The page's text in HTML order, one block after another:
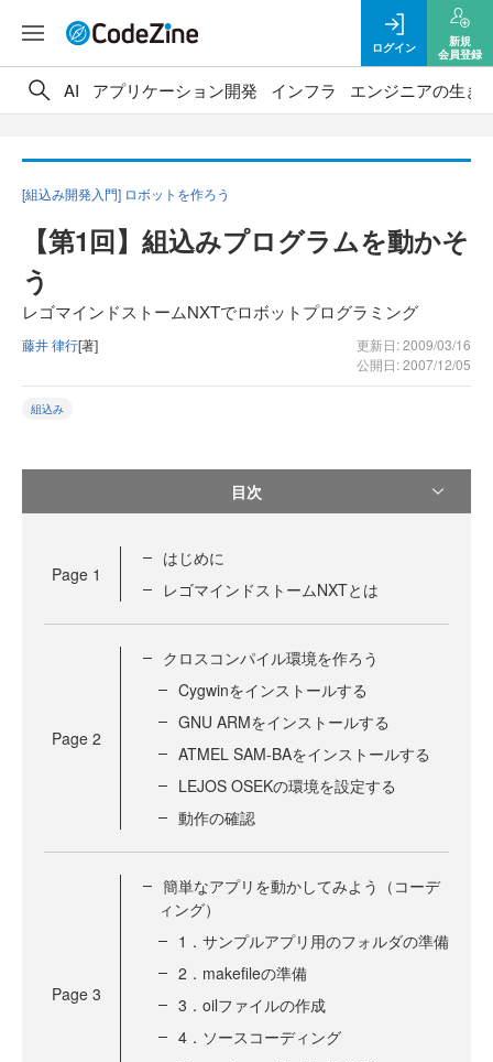
ログイン
新規
会員登録
AI アプリケーション開発 インフラ エンジニアの生き
[組込み開発入門] ロボットを作ろう
【第1回】組込みプログラムを動かそ
う
レゴマインドストームNXTでロボットプログラミング
藤井 律行[著]
更新日: 2009/03/16
公開日: 2007/12/05
組込み
目次
Page 1
はじめに
レゴマインドストームNXTとは
Page 2
クロスコンパイル環境を作ろう
Cygwinをインストールする
GNU ARMをインストールする
ATMEL SAM-BAをインストールする
LEJOS OSEKの環境を設定する
動作の確認
Page 3
簡単なアプリを動かしてみよう（コーデ
ィング）
1．サンプルアプリ用のフォルダの準備
2．makefileの準備
3．oilファイルの作成
4．ソースコーディング